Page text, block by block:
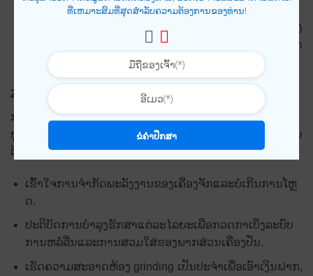
crushing.
, ຄວນຕິດຕາມກວດກາການສວມໃສ່ຂອງ
sieve ໄດ້. ຫຼີກເວັ້ນການກໍລະນີຂອງ sieve ໄດ້ອຸດຕັນແລະເຮັດ
ໃຫ້ເກີດການອຸດຕັນຂອງວັດສະດຸ.
2.4 ປັບປຸງທັກສະການທໍາງານ ແລະ ບໍາລຸງຮັກສາອຸປະກອນ
ການຝຶກອົບຮົມຂອງຜູ້ປະຕິບັດງານທີ່ມີຄວາມຮູ້ສະເພາະຈະຊ່ວຍ
ຫຼຸດຜ່ອນ
ຄວາມຜິດພາດໃນຂະບວນການຂັດ
. ຜູ້ປະຕິບັດງານ
ຕ້ອງການ:
ເຂົ້າໃຈການຈໍາກັດພະລັງງານຂອງເຄື່ອງຈັກແລະບໍ່ເກີນການໂຫຼ
ດ.
ປະຕິບັດການບໍາລຸງຮັກສາແຕ່ລະໄລຍະເພື່ອກວດກາເບິ່ງລະບົບ
ການຫລໍ່ລື່ນແລະການສວມໃສ່ຂອງພາກສ່ວນເຄື່ອງປັ່ນ.
ເຮັດຄວາມສະອາດຫ້ອງ grinding ເປັນປະຈໍາເພື່ອເອົາເງິນຝາກ,
ທີ່ເຫມາະສົມທີ່ສຸດສໍາລັບຄວາມຕ້ອງການຂອງທ່ານ!
ຂໍຄຳປຶກສາ